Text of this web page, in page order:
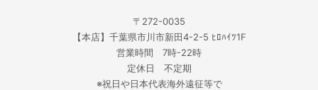
〒272-0035
【本店】千葉県市川市新田4-2-5 ﾋﾛﾊｲﾂ1F
営業時間 7時-22時
定休日 不定期
※祝日や日本代表海外遠征等で